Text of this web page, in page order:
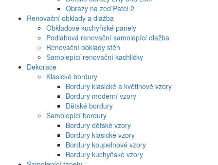
Obrazy na zeď Patel 2
Renovační obklady a dlažba
Obkladové kuchyňské panely
Podlahová renovační samolepící dlažba
Renovační obklady stěn
Samolepící renovační kachličky
Dekorace
Klasické bordury
Bordury klasické a květinové vzory
Bordury moderní vzory
Dětské bordury
Samolepící bordury
Bordury dětské vzory
Bordury klasické vzory
Bordury koupelnové vzory
Bordury kuchyňské vzory